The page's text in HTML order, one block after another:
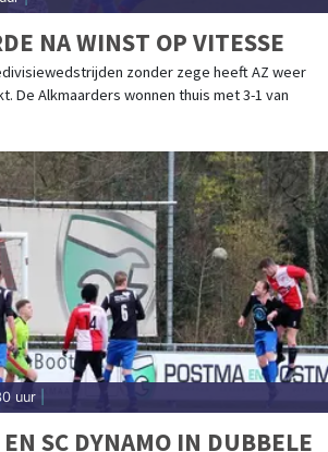
NA WINST OP VITESSE
zonder zege heeft AZ weer
De Alkmaarders wonnen thuis met 3-1 van
uur
SC DYNAMO IN DUBBELE